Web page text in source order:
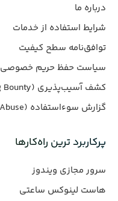
درباره ما
شرایط استفاده از خدمات
توافق‌نامه سطح کیفیت
سیاست حفظ حریم خصوصی
کشف آسیب‌پذیری (Bug Bounty)
گزارش سوءاستفاده (Report Abuse)
پرکاربرد ترین راه‌کارها
سرور مجازی ویندوز
هاست لینوکس ساعتی